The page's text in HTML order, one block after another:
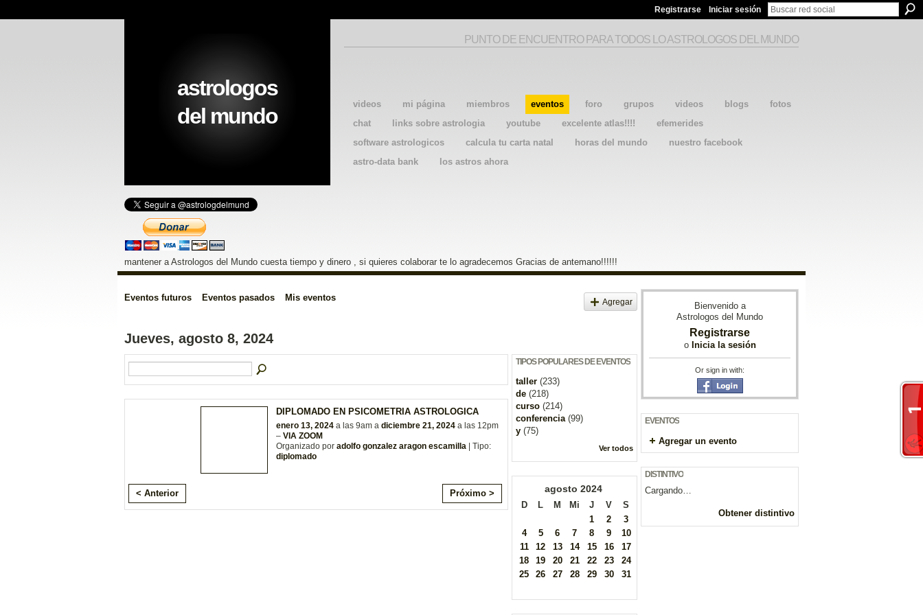
Registrarse Iniciar sesión
videos mi página miembros eventos foro grupos videos blogs
fotos
chat
links sobre astrologia youtube excelente atlas!!!!
efemerides
software astrologicos
calcula tu carta natal horas del mundo
nuestro facebook
astro-data bank
los astros ahora
astrologos
del mundo
PUNTO DE ENCUENTRO PARA TODOS LO ASTROLOGOS DEL MUNDO
mantener a Astrologos del Mundo cuesta tiempo y dinero , si quieres colaborar te lo agradecemos Gracias de antemano!!!!!!
Eventos futuros Eventos pasados Mis eventos Agregar
Jueves, agosto 8, 2024
DIPLOMADO EN PSICOMETRIA ASTROLOGICA
enero 13, 2024 a las 9am a diciembre 21, 2024 a las 12pm
– VIA ZOOM
Organizado por adolfo gonzalez aragon escamilla | Tipo:
diplomado
< Anterior Próximo >
TIPOS POPULARES DE EVENTOS
taller (233)
de (218)
curso (214)
conferencia(99)
y (75)
Ver todos
agosto 2024
D L M Mi J V
S
1
2
3
4
5 6 7 8 9
10
11
12 13 14 15 16
17
18
19 20 21 22 23
24
25
26 27 28 29 30 31
Bienvenido a
Astrologos del Mundo
Registrarse
o Inicia la sesión
Or sign in with:
EVENTOS
Agregar un evento
DISTINTIVO
Cargando…
Obtener distintivo